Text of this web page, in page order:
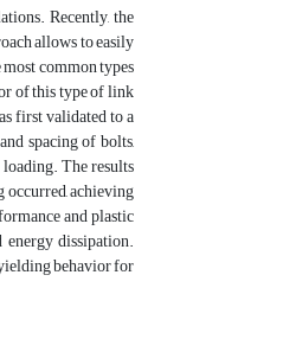
Recently, the
allows to easily
common types
of this type of link
first validated to a
spacing of bolts,
The results
achieving
and plastic
dissipation.
behavior for